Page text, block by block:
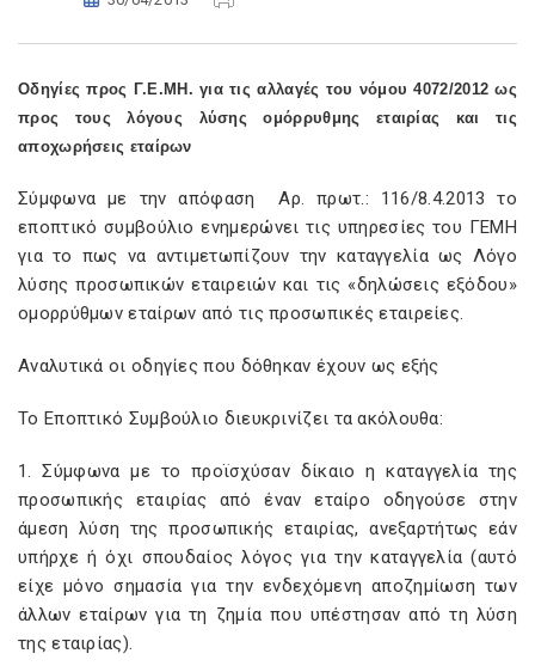
Οδηγίες προς Γ.Ε.ΜΗ. για τις αλλαγές του νόμου 4072/2012 ως
προς τους λόγους λύσης ομόρρυθμης εταιρίας και τις
αποχωρήσεις εταίρων
Σύμφωνα με την απόφαση Aρ. πρωτ.: 116/8.4.2013 το
εποπτικό συμβούλιο ενημερώνει τις υπηρεσίες του ΓΕΜΗ
για το πως να αντιμετωπίζουν την καταγγελία ως Λόγο
λύσης προσωπικών εταιρειών και τις «δηλώσεις εξόδου»
ομορρύθμων εταίρων από τις προσωπικές εταιρείες.
Αναλυτικά οι οδηγίες που δόθηκαν έχουν ως εξής
Το Εποπτικό Συμβούλιο διευκρινίζει τα ακόλουθα:
1. Σύμφωνα με το προϊσχύσαν δίκαιο η καταγγελία της
προσωπικής εταιρίας από έναν εταίρο οδηγούσε στην
άμεση λύση της προσωπικής εταιρίας, ανεξαρτήτως εάν
υπήρχε ή όχι σπουδαίος λόγος για την καταγγελία (αυτό
είχε μόνο σημασία για την ενδεχόμενη αποζημίωση των
άλλων εταίρων για τη ζημία που υπέστησαν από τη λύση
της εταιρίας).